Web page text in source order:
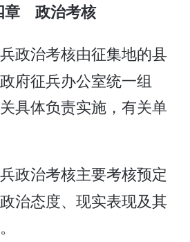
章 政治考核
政治考核由征集地的县
府征兵办公室统一组
具体负责实施，有关单
政治考核主要考核预定
治态度、现实表现及其